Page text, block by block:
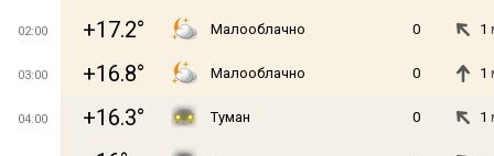
02:00 +17.2° Малооблачно 0 1
03:00 +16.8° Малооблачно 0 1
04:00 +16.3° Туман 0 1